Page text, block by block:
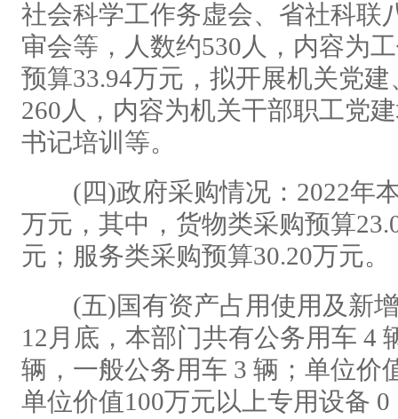
社会科学工作务虚会、省社科联
审会等，人数约530人，内容为
预算33.94万元，拟开展机关党
260人，内容为机关干部职工党
书记培训等。
(四)政府采购情况：2022年本
万元，其中，货物类采购预算
元；服务类采购预算30.20万元。
(五)国有资产占用使用及新增
12月底，本部门共有公务用车 4
辆，一般公务用车 3 辆；单位价
单位价值100万元以上专用设备